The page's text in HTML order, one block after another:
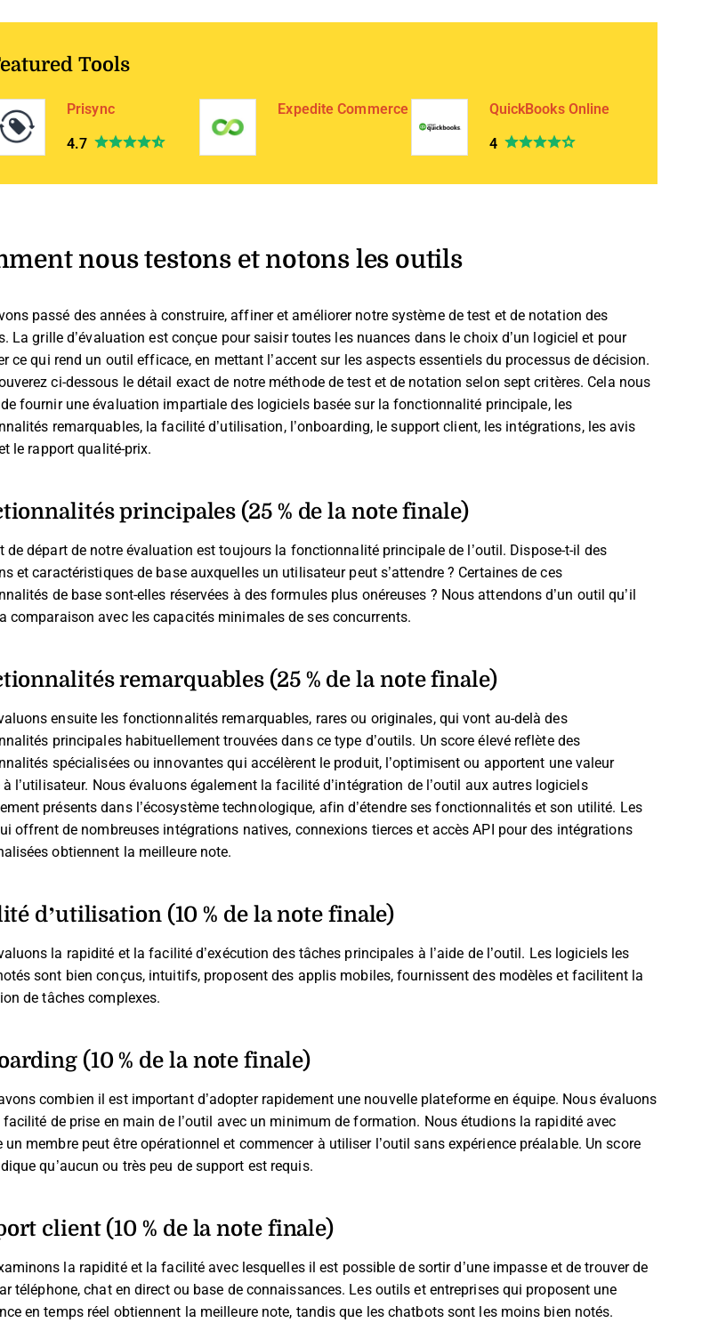
Tools
Prisync
4.7
Expedite Commerce QuickBooks Online
4
nous testons et notons les outils
passé des années à construire, affiner et améliorer notre système de test et de notation des
La grille d’évaluation est conçue pour saisir toutes les nuances dans le choix d’un logiciel et pour
ce qui rend un outil efficace, en mettant l’accent sur les aspects essentiels du processus de décision.
ci-dessous le détail exact de notre méthode de test et de notation selon sept critères. Cela nous
fournir une évaluation impartiale des logiciels basée sur la fonctionnalité principale, les
remarquables, la facilité d’utilisation, l’onboarding, le support client, les intégrations, les avis
le rapport qualité-prix.
principales (25 % de la note finale)
de départ de notre évaluation est toujours la fonctionnalité principale de l’outil. Dispose-t-il des
et caractéristiques de base auxquelles un utilisateur peut s’attendre ? Certaines de ces
de base sont-elles réservées à des formules plus onéreuses ? Nous attendons d’un outil qu’il
comparaison avec les capacités minimales de ses concurrents.
remarquables (25 % de la note finale)
ensuite les fonctionnalités remarquables, rares ou originales, qui vont au-delà des
principales habituellement trouvées dans ce type d’outils. Un score élevé reflète des
spécialisées ou innovantes qui accélèrent le produit, l’optimisent ou apportent une valeur
l’utilisateur. Nous évaluons également la facilité d’intégration de l’outil aux autres logiciels
présents dans l’écosystème technologique, afin d’étendre ses fonctionnalités et son utilité. Les
offrent de nombreuses intégrations natives, connexions tierces et accès API pour des intégrations
obtiennent la meilleure note.
d’utilisation (10 % de la note finale)
la rapidité et la facilité d’exécution des tâches principales à l’aide de l’outil. Les logiciels les
sont bien conçus, intuitifs, proposent des applis mobiles, fournissent des modèles et facilitent la
de tâches complexes.
(10 % de la note finale)
combien il est important d’adopter rapidement une nouvelle plateforme en équipe. Nous évaluons
de prise en main de l’outil avec un minimum de formation. Nous étudions la rapidité avec
un membre peut être opérationnel et commencer à utiliser l’outil sans expérience préalable. Un score
qu’aucun ou très peu de support est requis.
client (10 % de la note finale)
la rapidité et la facilité avec lesquelles il est possible de sortir d’une impasse et de trouver de
téléphone, chat en direct ou base de connaissances. Les outils et entreprises qui proposent une
en temps réel obtiennent la meilleure note, tandis que les chatbots sont les moins bien notés.